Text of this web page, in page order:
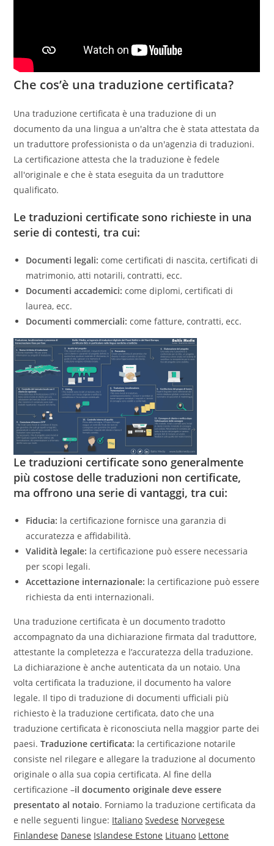
Che cos’è una traduzione certificata?
Una traduzione certificata è una traduzione di un
documento da una lingua a un'altra che è stata attestata da
un traduttore professionista o da un'agenzia di traduzioni.
La certificazione attesta che la traduzione è fedele
all'originale e che è stata eseguita da un traduttore
qualificato.
Le traduzioni certificate sono richieste in una
serie di contesti, tra cui:
Documenti legali: come certificati di nascita, certificati di
matrimonio, atti notarili, contratti, ecc.
Documenti accademici: come diplomi, certificati di
laurea, ecc.
Documenti commerciali: come fatture, contratti, ecc.
Le traduzioni certificate sono generalmente
più costose delle traduzioni non certificate,
ma offrono una serie di vantaggi, tra cui:
Fiducia: la certificazione fornisce una garanzia di
accuratezza e affidabilità.
Validità legale: la certificazione può essere necessaria
per scopi legali.
Accettazione internazionale: la certificazione può essere
richiesta da enti internazionali.
Una traduzione certificata è un documento tradotto
accompagnato da una dichiarazione firmata dal traduttore,
attestante la completezza e l’accuratezza della traduzione.
La dichiarazione è anche autenticata da un notaio. Una
volta certificata la traduzione, il documento ha valore
legale. Il tipo di traduzione di documenti ufficiali più
richiesto è la traduzione certificata, dato che una
traduzione certificata è riconosciuta nella maggior parte dei
paesi.Traduzione certificata: la certificazione notarile
consiste nel rilegare e allegare la traduzione al documento
originale o alla sua copia certificata. Al fine della
certificazione –il documento originale deve essere
presentato al notaio. Forniamo la traduzione certificata da
e nelle seguenti lingue: Italiano Svedese Norvegese
Finlandese Danese Islandese Estone Lituano Lettone